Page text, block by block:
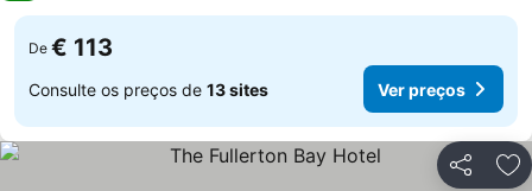
De € 113
Consulte os preços de 13 sites Ver preços
Partilhar